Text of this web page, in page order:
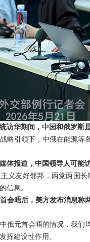
访华期间，中国和俄罗斯
略引领下，中俄在能源等
体报道，中国领导人可能
义友好邻邦，两党两国
信息。
会晤后，美方发布消息称
俄元首会晤的情况，我们
挥建设性作用。